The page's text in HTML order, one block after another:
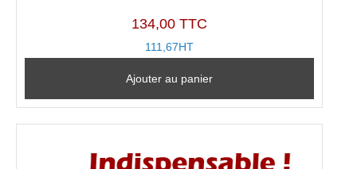
134,00 TTC
111,67HT
Ajouter au panier